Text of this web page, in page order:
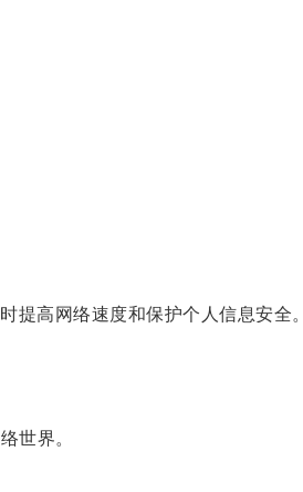
高网络速度和保护个人信息安全。
世界。